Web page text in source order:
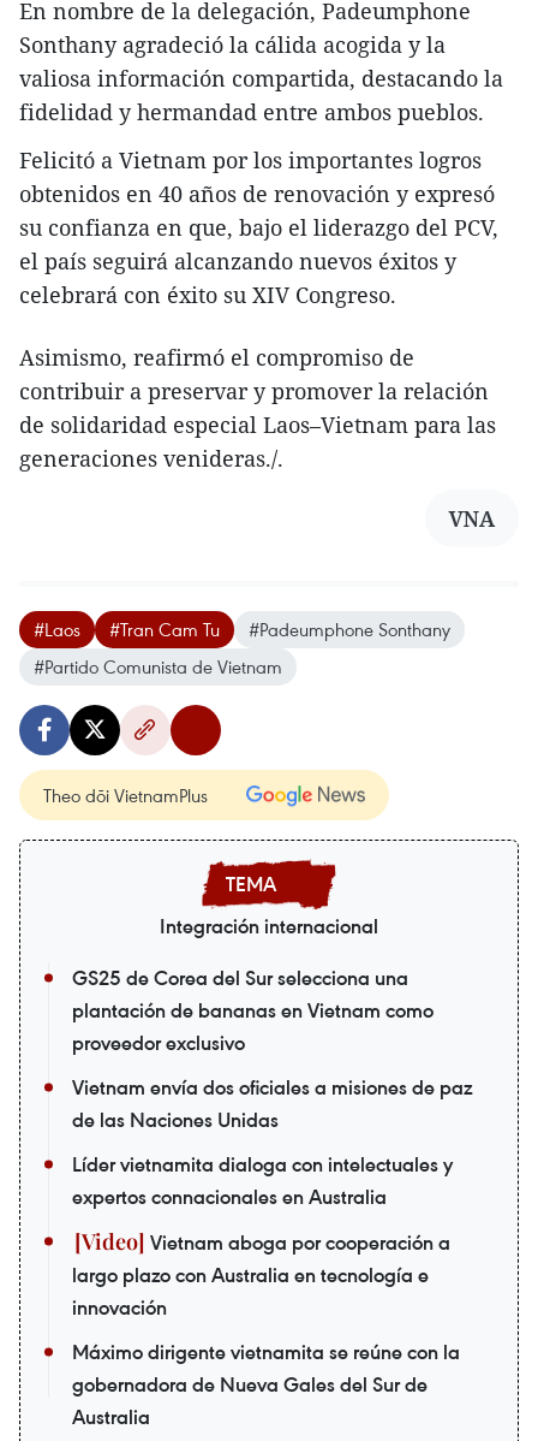
En nombre de la delegación, Padeumphone
Sonthany agradeció la cálida acogida y la
valiosa información compartida, destacando la
fidelidad y hermandad entre ambos pueblos.
Felicitó a Vietnam por los importantes logros
obtenidos en 40 años de renovación y expresó
su confianza en que, bajo el liderazgo del PCV,
el país seguirá alcanzando nuevos éxitos y
celebrará con éxito su XIV Congreso.
Asimismo, reafirmó el compromiso de
contribuir a preservar y promover la relación
de solidaridad especial Laos–Vietnam para las
generaciones venideras./.
VNA
#Laos #Tran Cam Tu
#Padeumphone Sonthany
#Partido Comunista de Vietnam
Theo dõi VietnamPlus
Integración internacional
GS25 de Corea del Sur selecciona una
plantación de bananas en Vietnam como
proveedor exclusivo
Vietnam envía dos oficiales a misiones de paz
de las Naciones Unidas
Líder vietnamita dialoga con intelectuales y
expertos connacionales en Australia
Vietnam aboga por cooperación a
largo plazo con Australia en tecnología e
innovación
Máximo dirigente vietnamita se reúne con la
gobernadora de Nueva Gales del Sur de
Australia